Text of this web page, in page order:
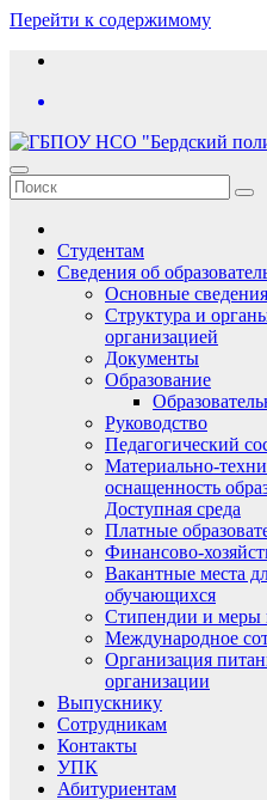
Перейти к содержимому
Студентам
Сведения об
Основные сведения
Структура и
организацией
Документы
Образование
Руководство
Педагогический
Материально-
оснащенность
Доступная среда
Платные
Финансово-
Вакантные места
обучающихся
Стипендии и меры
Международное
Организация
организации
Выпускнику
Сотрудникам
Контакты
УПК
Абитуриентам